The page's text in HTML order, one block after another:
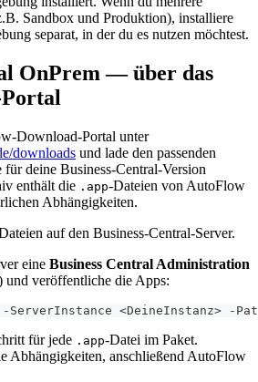
Sandbox und Produktion), installiere
separat, in der du es nutzen möchtest.
OnPrem — über das
Portal
Download-Portal unter
downloads und lade den passenden
deine Business-Central-Version
enthält die .app-Dateien von AutoFlow
Abhängigkeiten.
auf den Business-Central-Server.
eine Business Central Administration
und veröffentliche die Apps:
-ServerInstance <DeineInstanz> -
für jede .app-Datei im Paket.
Abhängigkeiten, anschließend AutoFlow